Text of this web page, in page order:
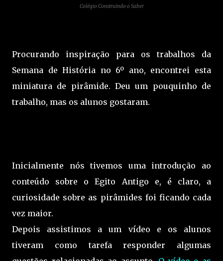
Colégio Construindo o Saber
Procurando inspiração para os trabalhos da
Semana de História no 6º ano, encontrei esta
miniatura de pirâmide. Deu um pouquinho de
trabalho, mas os alunos gostaram.
Inicialmente nós tivemos uma introdução ao
conteúdo sobre o Egito Antigo e, é claro, a
curiosidade sobre as pirâmides foi ficando cada
vez maior.
Depois assistimos a um vídeo e os alunos
tiveram como tarefa responder algumas